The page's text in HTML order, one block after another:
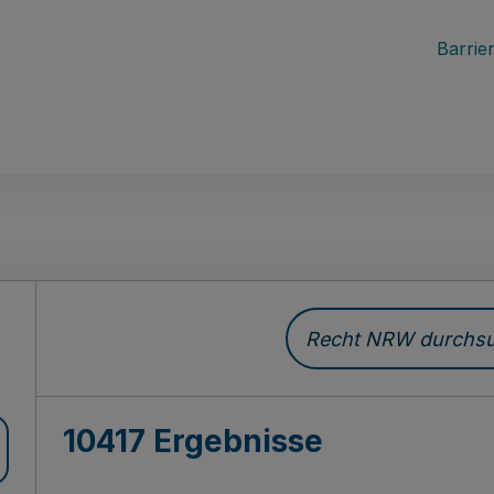
Recht NRW
10417 Ergebnisse